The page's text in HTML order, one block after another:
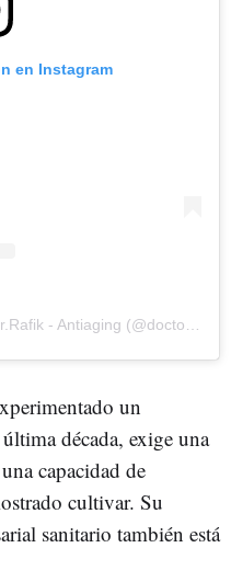
en Instagram
un
década, exige una
capacidad de
cultivar. Su
sanitario también está